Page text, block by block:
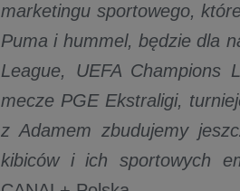
marketingu sportowego,
Puma i hummel, będzie dla
League, UEFA Champions
mecze PGE Ekstraligi,
z Adamem zbudujemy
kibiców i ich sportowych